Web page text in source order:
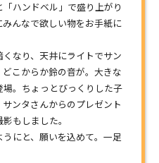
ハンドベル」で盛り上がり
んなで欲しい物をお手紙に
なり、天井にライトでサン
こからか鈴の音が。大きな
。ちょっとびっくりした子
ンタさんからのプレゼント
もしました。
にと、願いを込めて。一足